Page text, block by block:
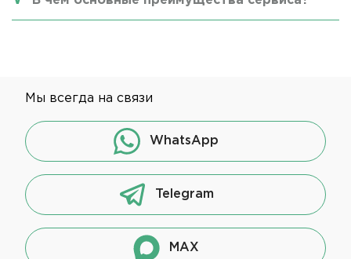
Мы всегда на связи
WhatsApp
Telegram
MAX